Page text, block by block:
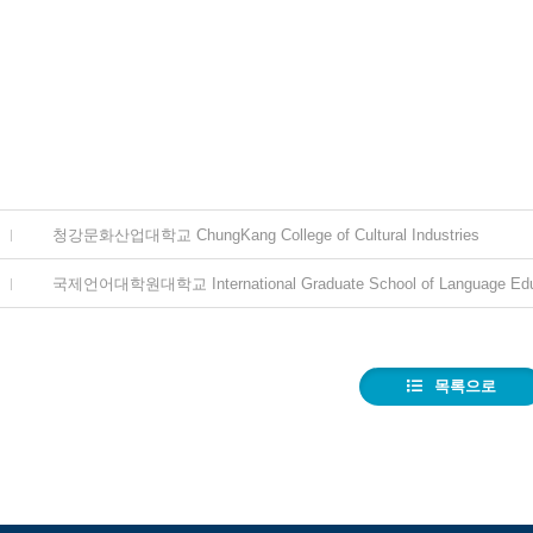
청강문화산업대학교 ChungKang College of Cultural Industries
국제언어대학원대학교 International Graduate School of Language
목록으로